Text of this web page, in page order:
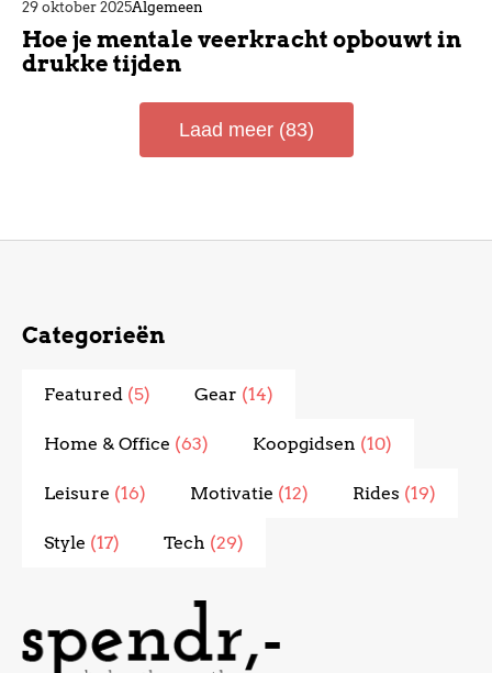
29 oktober 2025Algemeen
Hoe je mentale veerkracht opbouwt in
drukke tijden
Laad meer (83)
Categorieën
Featured (5) Gear (14)
Home & Office (63) Koopgidsen (10)
Leisure (16) Motivatie (12) Rides (19)
Style (17) Tech (29)